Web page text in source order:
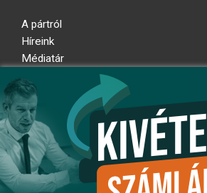
A pártról
Híreink
Médiatár
Adatkezelési nyilatkozat
Átláthatósági nyilatkozat
Ugrás az oldal tetejére
Kövessen minket!